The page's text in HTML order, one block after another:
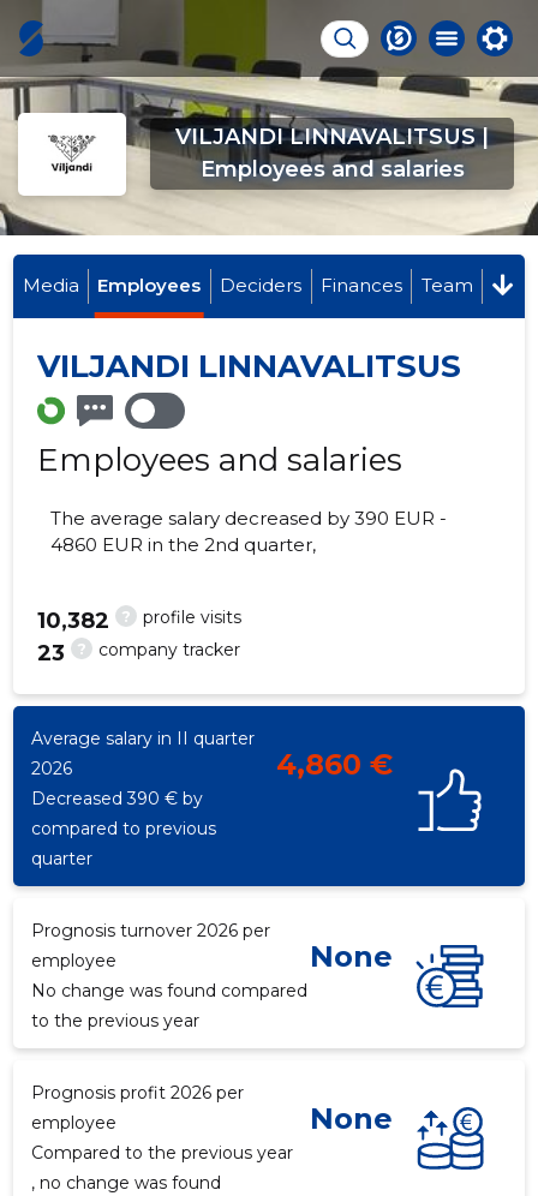
VILJANDI LINNAVALITSUS |
Employees and salaries
Media Employees Deciders Finances Team
VILJANDI LINNAVALITSUS
Employees and salaries
The average salary decreased by 390 EUR -
4860 EUR in the 2nd quarter,
? profile visits
10,382
? company tracker
23
Average salary in II quarter
2026
4,860 €
Decreased 390 € by
compared to previous
quarter
Prognosis turnover 2026 per
employee
None
No change was found compared
to the previous year
Prognosis profit 2026 per
employee
None
Compared to the previous year
, no change was found